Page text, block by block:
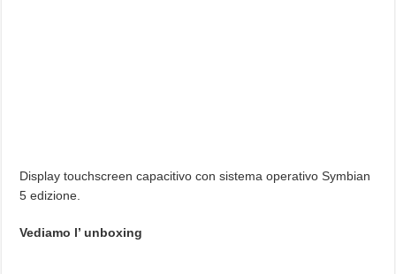
Display touchscreen capacitivo con sistema operativo Symbian
5 edizione.
Vediamo l’ unboxing